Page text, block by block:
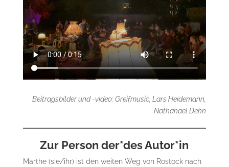
Beitragsbilder und -video: Greifmusic, Lars Heidemann,
Nathanael Dehn
Zur Person der*des Autor*in
Marthe (sie/ihr) ist den weiten Weg von Rostock nach